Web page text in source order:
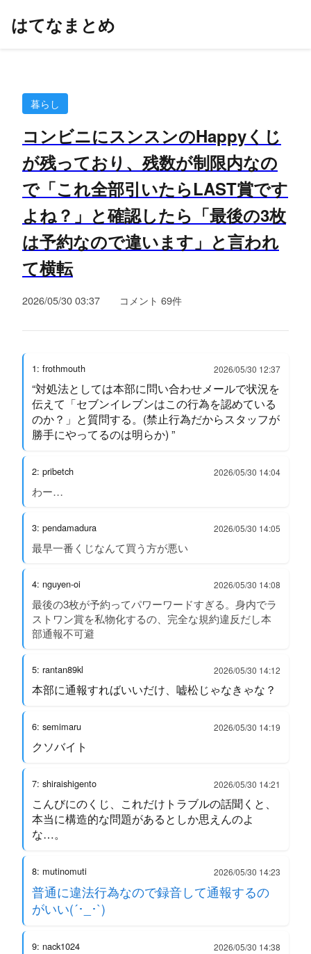
はてなまとめ
暮らし
コンビニにスンスンのHappyくじ
が残っており、残数が制限内なの
で「これ全部引いたらLAST賞です
よね？」と確認したら「最後の3枚
は予約なので違います」と言われ
て横転
2026/05/30 03:37 コメント 69件
1: frothmouth 2026/05/30 12:37
“対処法としては本部に問い合わせメールで状況を
伝えて「セブンイレブンはこの行為を認めている
のか？」と質問する。(禁止行為だからスタッフが
勝手にやってるのは明らか) ”
2: pribetch 2026/05/30 14:04
わー…
3: pendamadura 2026/05/30 14:05
最早一番くじなんて買う方が悪い
4: nguyen-oi 2026/05/30 14:08
最後の3枚が予約ってパワーワードすぎる。身内でラ
ストワン賞を私物化するの、完全な規約違反だし本
部通報不可避
5: rantan89kl 2026/05/30 14:12
本部に通報すればいいだけ、嘘松じゃなきゃな？
6: semimaru 2026/05/30 14:19
クソバイト
7: shiraishigento 2026/05/30 14:21
こんびにのくじ、これだけトラブルの話聞くと、
本当に構造的な問題があるとしか思えんのよ
な…。
8: mutinomuti 2026/05/30 14:23
普通に違法行為なので録音して通報するの
がいい(´･_･`)
9: nack1024 2026/05/30 14:38